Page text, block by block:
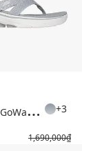
D
ép kẹp nữ GoWalk 7 +3
1,690,000₫